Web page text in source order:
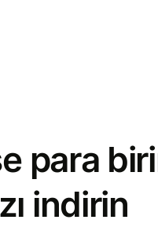
para
indirin